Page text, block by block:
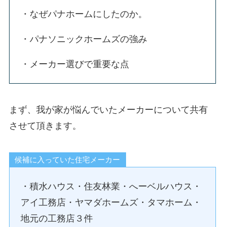
・なぜパナホームにしたのか。
・パナソニックホームズの強み
・メーカー選びで重要な点
まず、我が家が悩んでいたメーカーについて共有
させて頂きます。
候補に入っていた住宅メーカー
・積水ハウス・住友林業・へーベルハウス・
アイ工務店・ヤマダホームズ・タマホーム・
地元の工務店３件